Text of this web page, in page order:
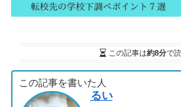
この記事は約8分で
この記事を書いた人
るい